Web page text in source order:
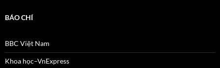
BÁO CHÍ
BBC Việt Nam
Khoa học–VnExpress